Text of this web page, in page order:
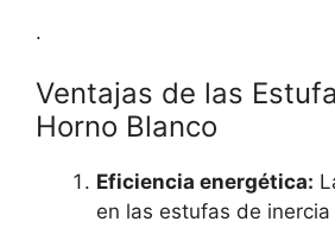
​.
Ventajas de las
Horno Blanco
Eficiencia energética:
en las estufas de